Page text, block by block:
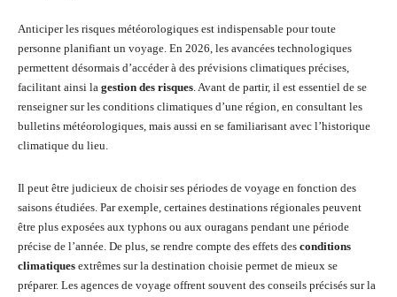
Anticiper les risques météorologiques est indispensable pour toute
personne planifiant un voyage. En 2026, les avancées technologiques
permettent désormais d’accéder à des prévisions climatiques précises,
facilitant ainsi la gestion des risques. Avant de partir, il est essentiel de se
renseigner sur les conditions climatiques d’une région, en consultant les
bulletins météorologiques, mais aussi en se familiarisant avec l’historique
climatique du lieu.
Il peut être judicieux de choisir ses périodes de voyage en fonction des
saisons étudiées. Par exemple, certaines destinations régionales peuvent
être plus exposées aux typhons ou aux ouragans pendant une période
précise de l’année. De plus, se rendre compte des effets des conditions
climatiques extrêmes sur la destination choisie permet de mieux se
préparer. Les agences de voyage offrent souvent des conseils précisés sur la